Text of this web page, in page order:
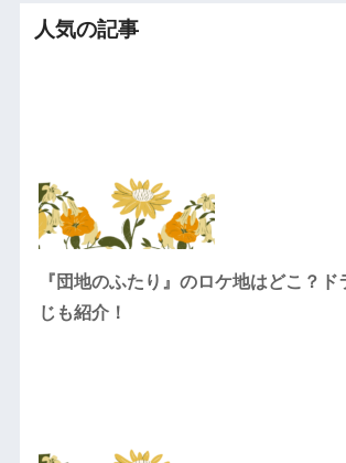
人気の記事
『団地のふたり』のロケ地はどこ？ド
じも紹介！